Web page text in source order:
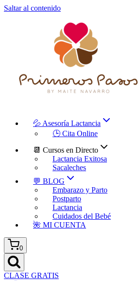
Saltar al contenido
💦 Asesoría Lactancia
🕒 Cita Online
📆 Cursos en Directo
Lactancia Exitosa
Sacaleches
💬 BLOG
Embarazo y Parto
Postparto
Lactancia
Cuidados del Bebé
🌺 MI CUENTA
0
CLASE GRATIS